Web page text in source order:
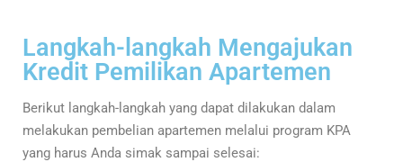
Langkah-langkah Mengajukan
Kredit Pemilikan Apartemen
Berikut langkah-langkah yang dapat dilakukan dalam
melakukan pembelian apartemen melalui program KPA
yang harus Anda simak sampai selesai: